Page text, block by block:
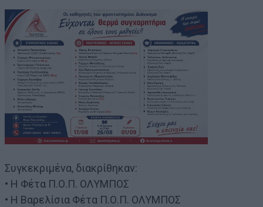
Συγκεκριμένα, διακρίθηκαν:
• Η Φέτα Π.Ο.Π. ΟΛΥΜΠΟΣ
• Η Βαρελίσια Φέτα Π.Ο.Π. ΟΛΥΜΠΟΣ